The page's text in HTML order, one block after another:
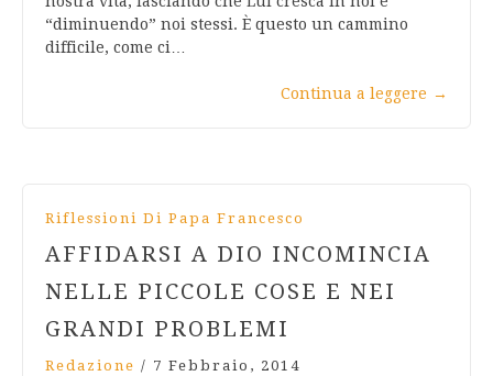
“diminuendo” noi stessi. È questo un cammino
difficile, come ci…
Continua a leggere →
Riflessioni Di Papa Francesco
AFFIDARSI A DIO INCOMINCIA
NELLE PICCOLE COSE E NEI
GRANDI PROBLEMI
Redazione / 7 Febbraio, 2014